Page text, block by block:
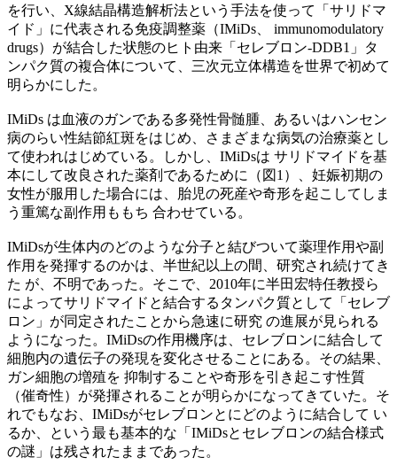
を行い、X線結晶構造解析法という手法を使って「サリドマ
イド」に代表される免疫調整薬（IMiDs、 immunomodulatory
drugs）が結合した状態のヒト由来「セレブロン-DDB1」タ
ンパク質の複合体について、三次元立体構造を世界で初めて
明らかにした。
IMiDs は血液のガンである多発性骨髄腫、あるいはハンセン
病のらい性結節紅斑をはじめ、さまざまな病気の治療薬とし
て使われはじめている。しかし、IMiDsは サリドマイドを基
本にして改良された薬剤であるために（図1）、妊娠初期の
女性が服用した場合には、胎児の死産や奇形を起こしてしま
う重篤な副作用ももち 合わせている。
IMiDsが生体内のどのような分子と結びついて薬理作用や副
作用を発揮するのかは、半世紀以上の間、研究され続けてき
た が、不明であった。そこで、2010年に半田宏特任教授ら
によってサリドマイドと結合するタンパク質として「セレブ
ロン」が同定されたことから急速に研究 の進展が見られる
ようになった。IMiDsの作用機序は、セレブロンに結合して
細胞内の遺伝子の発現を変化させることにある。その結果、
ガン細胞の増殖を 抑制することや奇形を引き起こす性質
（催奇性）が発揮されることが明らかになってきていた。そ
れでもなお、IMiDsがセレブロンとにどのように結合して い
るか、という最も基本的な「IMiDsとセレブロンの結合様式
の謎」は残されたままであった。